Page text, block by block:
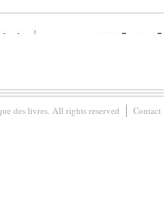
des livres. All rights reserved Contact